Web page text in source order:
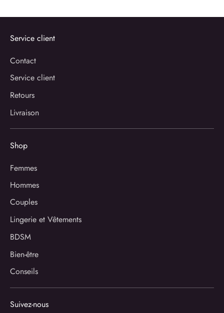
Service client
Contact
Service client
Retours
Livraison
Shop
Femmes
Hommes
Couples
Lingerie et Vêtements
BDSM
Bien-être
Conseils
Suivez-nous